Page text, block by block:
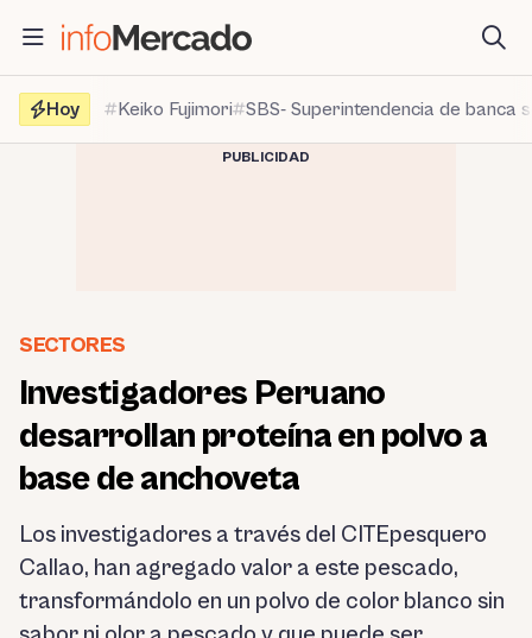
contenido
Hoy
Keiko Fujimori SBS- Superintendencia de banca
PUBLICIDAD
SECTORES
Investigadores Peruano
desarrollan proteína en polvo a
base de anchoveta
Los investigadores a través del CITEpesquero
Callao, han agregado valor a este pescado,
transformándolo en un polvo de color blanco sin